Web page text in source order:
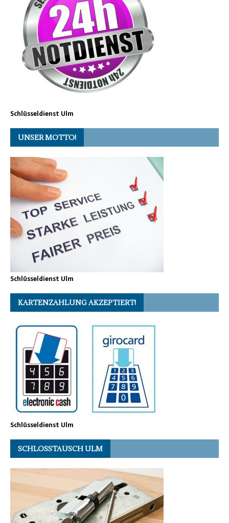
Schlüsseldienst Ulm
UNSER MOTTO!
Schlüsseldienst Ulm
KARTENZAHLUNG AKZEPTIERT!
Schlüsseldienst Ulm
SCHLOSSTAUSCH ULM